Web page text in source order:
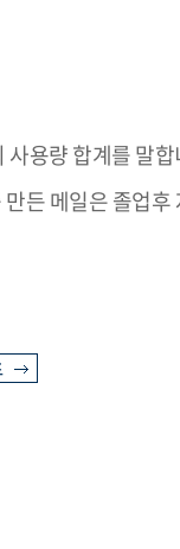
용량 합계를 말합
든 메일은 졸업